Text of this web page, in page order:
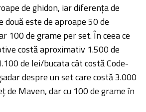
de ghidon, iar diferența de
este de aproape 50 de
100 de grame per set. În ceea ce
costă aproximativ 1.500 de
de lei/bucata cât costă Code-
despre un set care costă 3.000
de Maven, dar cu 100 de grame în